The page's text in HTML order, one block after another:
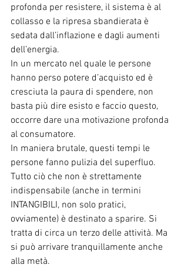
profonda per resistere, il sistema è al
collasso e la ripresa sbandierata è
sedata dall’inflazione e dagli aumenti
dell’energia.
In un mercato nel quale le persone
hanno perso potere d’acquisto ed è
cresciuta la paura di spendere, non
basta più dire esisto e faccio questo,
occorre dare una motivazione profonda
al consumatore.
In maniera brutale, questi tempi le
persone fanno pulizia del superfluo.
Tutto ciò che non è strettamente
indispensabile (anche in termini
INTANGIBILI, non solo pratici,
ovviamente) è destinato a sparire. Si
tratta di circa un terzo delle attività. Ma
si può arrivare tranquillamente anche
alla metà.